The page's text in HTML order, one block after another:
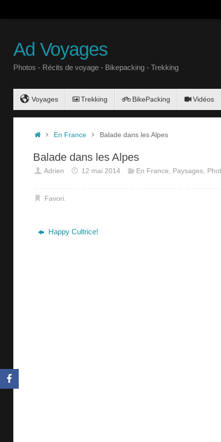
Ad Voyages
Photos - Récits de voyage - Bikepacking - Trekking
Voyages Trekking BikePacking Vidéos
En France Balade dans les Alpes
Balade dans les Alpes
Adrien 12 mai 2014 En France, Paysages,
Favori
Happy Cultrice!